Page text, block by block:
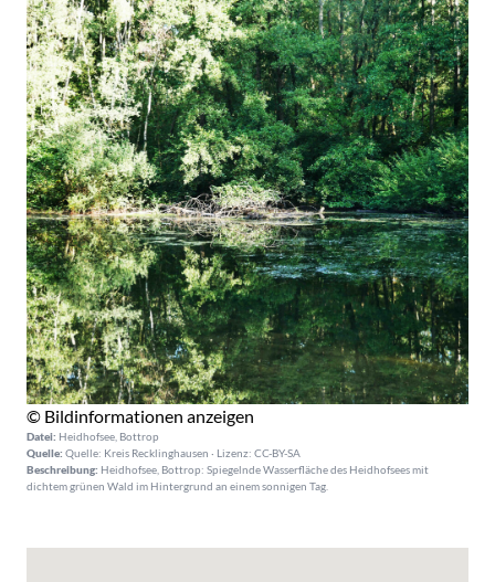
© Bildinformationen anzeigen
Datei: Heidhofsee, Bottrop
Quelle: Quelle: Kreis Recklinghausen · Lizenz: CC-BY-SA
Beschreibung: Heidhofsee, Bottrop: Spiegelnde Wasserfläche des Heidhofsees mit
dichtem grünen Wald im Hintergrund an einem sonnigen Tag.